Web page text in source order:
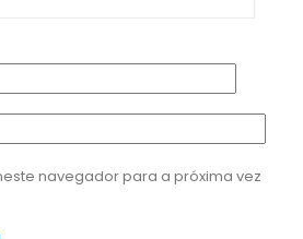
navegador para a próxima vez